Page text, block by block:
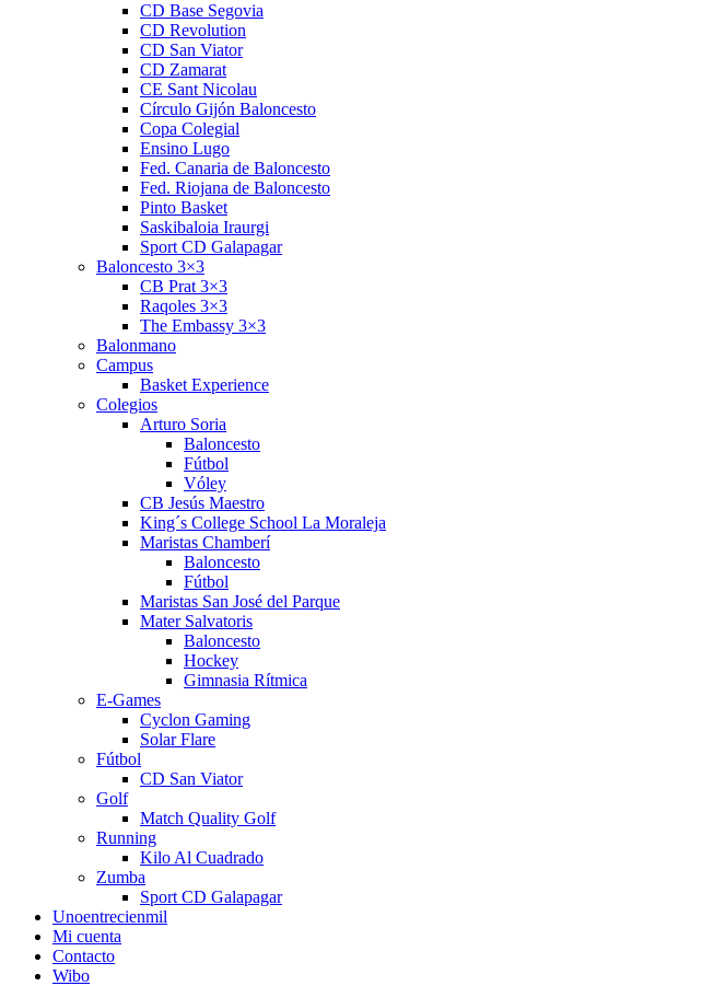
CD Base Segovia
CD Revolution
CD San Viator
CD Zamarat
CE Sant Nicolau
Círculo Gijón Baloncesto
Copa Colegial
Ensino Lugo
Fed. Canaria de Baloncesto
Fed. Riojana de Baloncesto
Pinto Basket
Saskibaloia Iraurgi
Sport CD Galapagar
Baloncesto 3×3
CB Prat 3×3
Raqoles 3×3
The Embassy 3×3
Balonmano
Campus
Basket Experience
Colegios
Arturo Soria
Baloncesto
Fútbol
Vóley
CB Jesús Maestro
King´s College School La Moraleja
Maristas Chamberí
Baloncesto
Fútbol
Maristas San José del Parque
Mater Salvatoris
Baloncesto
Hockey
Gimnasia Rítmica
E-Games
Cyclon Gaming
Solar Flare
Fútbol
CD San Viator
Golf
Match Quality Golf
Running
Kilo Al Cuadrado
Zumba
Sport CD Galapagar
Unoentrecienmil
Mi cuenta
Contacto
Wibo